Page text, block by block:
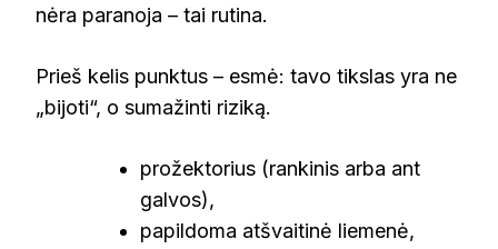
nėra paranoja – tai rutina.
Prieš kelis punktus – esmė: tavo tikslas yra ne
„bijoti“, o sumažinti riziką.
prožektorius (rankinis arba ant
galvos),
papildoma atšvaitinė liemenė,